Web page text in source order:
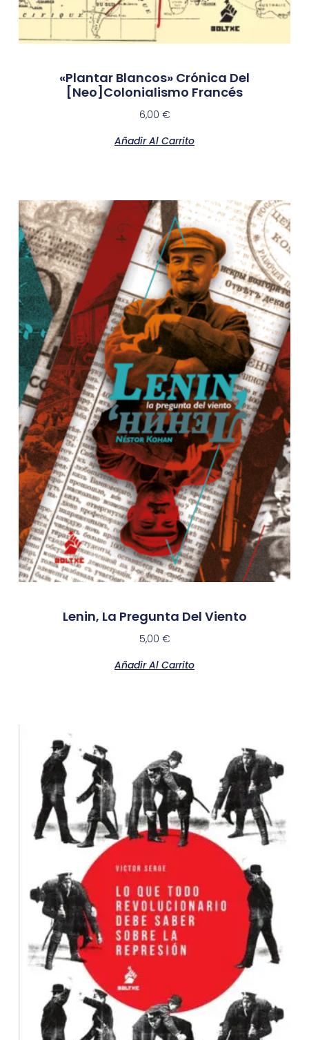
«Plantar Blancos» Crónica Del
[neo]colonialismo Francés
6,00 €
Añadir Al Carrito
Lenin, La Pregunta Del Viento
5,00 €
Añadir Al Carrito